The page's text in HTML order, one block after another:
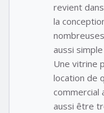
revient
la
aussi
Une vitrine
location de
commercial
aussi être